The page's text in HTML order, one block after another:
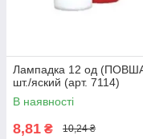
Лампадка 12 од
шт./яский (арт. 7114)
В наявності
8,81 ₴ 10,24 ₴